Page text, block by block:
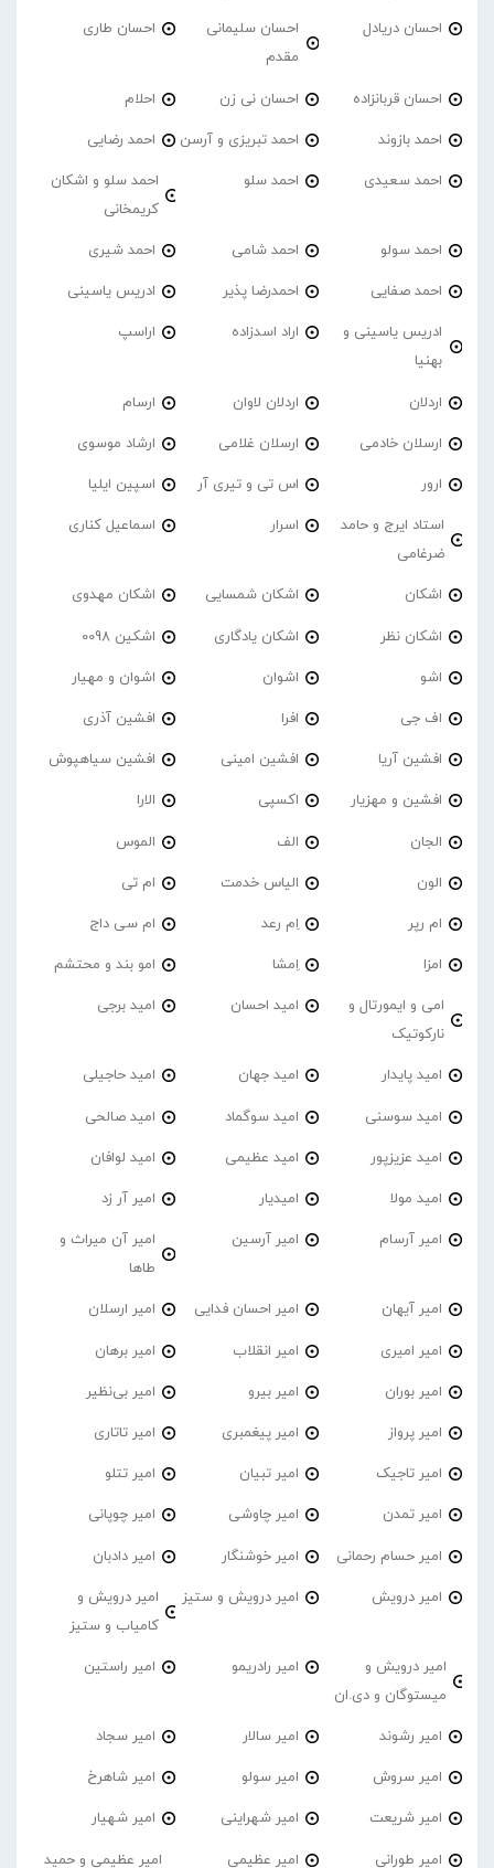
احسان دریادل
احسان سلیمانی
مقدم
احسان طاری
احسان قربانزاده احسان نی زن احلام
احمد بازوند احمد تبریزی و آرسن احمد‌ رضایی
احمد سعیدی احمد سلو
احمد سلو و اشکان
کریمخانی
احمد سولو احمد شامی احمد شیری
احمد صفایی احمدرضا پذیر ادریس یاسینی
ادریس یاسینی و
بهنیا
اراد اسدزاده اراسپ
اردلان اردلان لاوان ارسام
ارسلان خادمی ارسلان غلامی ارشاد موسوی
ارور اس تی و تیری آر اسپین ایلیا
استاد ایرج و حامد
ضرغامی
اسرار اسماعیل کناری
اشکان اشکان شمسایی اشکان مهدوی
اشکان نظر اشکان یادگاری اشکین 0098
اشو اشوان اشوان و مهیار
اف جی افرا افشین آذری
افشین آریا افشین امینی افشین سیاهپوش
افشین و مهزیار اکسپی الارا
الجان الف الموس
الون الیاس خدمت ام تی
ام رپر اِم رعد ام سی داج
امزا اِمشا امو بند و محتشم
امی و ایمورتال و
نارکوتیک
امید احسان امید برجی
امید پایدار امید جهان امید حاجیلی
امید سوسنی امید سوگماد امید صالحی
امید عزیزپور امید عظیمی امید لوافان
امید مولا امیدیار امیر آر زد
امیر آرسام امیر آرسین
امیر آن میراث و
طاها
امیر آیهان امیر احسان فدایی امیر ارسلان
امیر امیری امیر انقلاب امیر برهان
امیر‌ بوران امیر بیرو امیر بی‌نظیر
امیر پرواز امیر پیغمبری امیر تاتاری
امیر تاجیک امیر تبیان امیر تتلو
امیر تمدن امیر چاوشی امیر چوپانی
امیر حسام رحمانی امیر خوشنگار امیر دادبان
امیر درویش امیر درویش و ستیز
امیر درویش و
کامیاب و ستیز
امیر درویش و
میستوگان و دی.ان
امیر رادریمو امیر راستین
امیر رشوند امیر سالار امیر سجاد
امیر سروش امیر سولو امیر شاهرخ
امیر شریعت امیر شهراینی امیر شهیار
امیر طورانی امیر عظیمی امیر عظیمی و حمید